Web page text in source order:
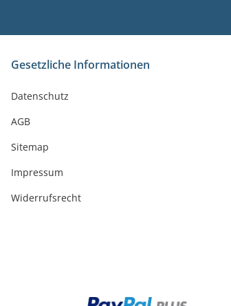
Gesetzliche Informationen
Datenschutz
AGB
Sitemap
Impressum
Widerrufsrecht